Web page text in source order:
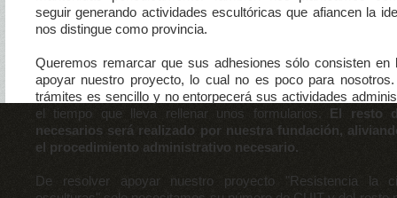
seguir generando actividades escultóricas que afiancen la
nos distingue como provincia.
Queremos remarcar que sus adhesiones sólo consisten en
apoyar nuestro proyecto, lo cual no es poco para
trámites es sencillo y no entorpecerá sus actividades
el tiempo que lleva rellenar unos formularios. El resto
necesarios será realizado por nuestra fundación,
el procedimiento administrativo necesario.
De resolver apoyar nuestro proyecto "Resistencia la